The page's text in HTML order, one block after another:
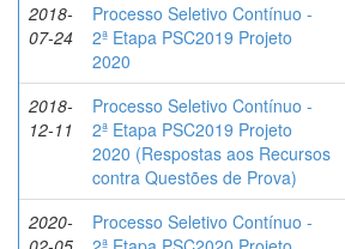
2018-
07-24
Processo Seletivo Contínuo -
2ª Etapa PSC2019 Projeto
2020
2018-
12-11
Processo Seletivo Contínuo -
2ª Etapa PSC2019 Projeto
2020 (Respostas aos Recursos
contra Questões de Prova)
2020-
Processo Seletivo Contínuo -